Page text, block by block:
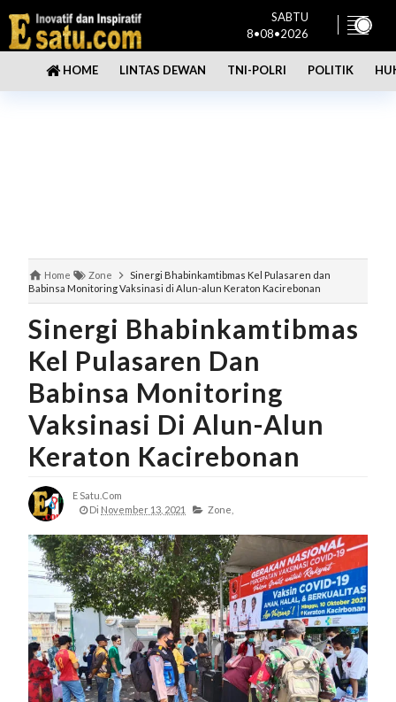
SABTU
8•08•2026
HOME LINTAS DEWAN TNI-POLRI POLITIK
Home Zone
Sinergi Bhabinkamtibmas Kel Pulasaren dan
Babinsa Monitoring Vaksinasi di Alun-alun Keraton Kacirebonan
Sinergi Bhabinkamtibmas
Kel Pulasaren Dan
Babinsa Monitoring
Vaksinasi Di Alun-Alun
Keraton Kacirebonan
E Satu.com
Di November 13, 2021 Zone,